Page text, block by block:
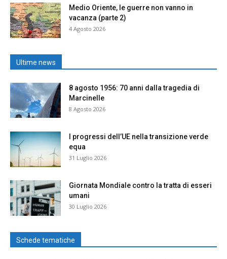
Medio Oriente, le guerre non vanno in
vacanza (parte 2)
4 Agosto 2026
Ultime news
8 agosto 1956: 70 anni dalla tragedia di
Marcinelle
8 Agosto 2026
I progressi dell’UE nella transizione verde
equa
31 Luglio 2026
Giornata Mondiale contro la tratta di esseri
umani
30 Luglio 2026
Schede tematiche